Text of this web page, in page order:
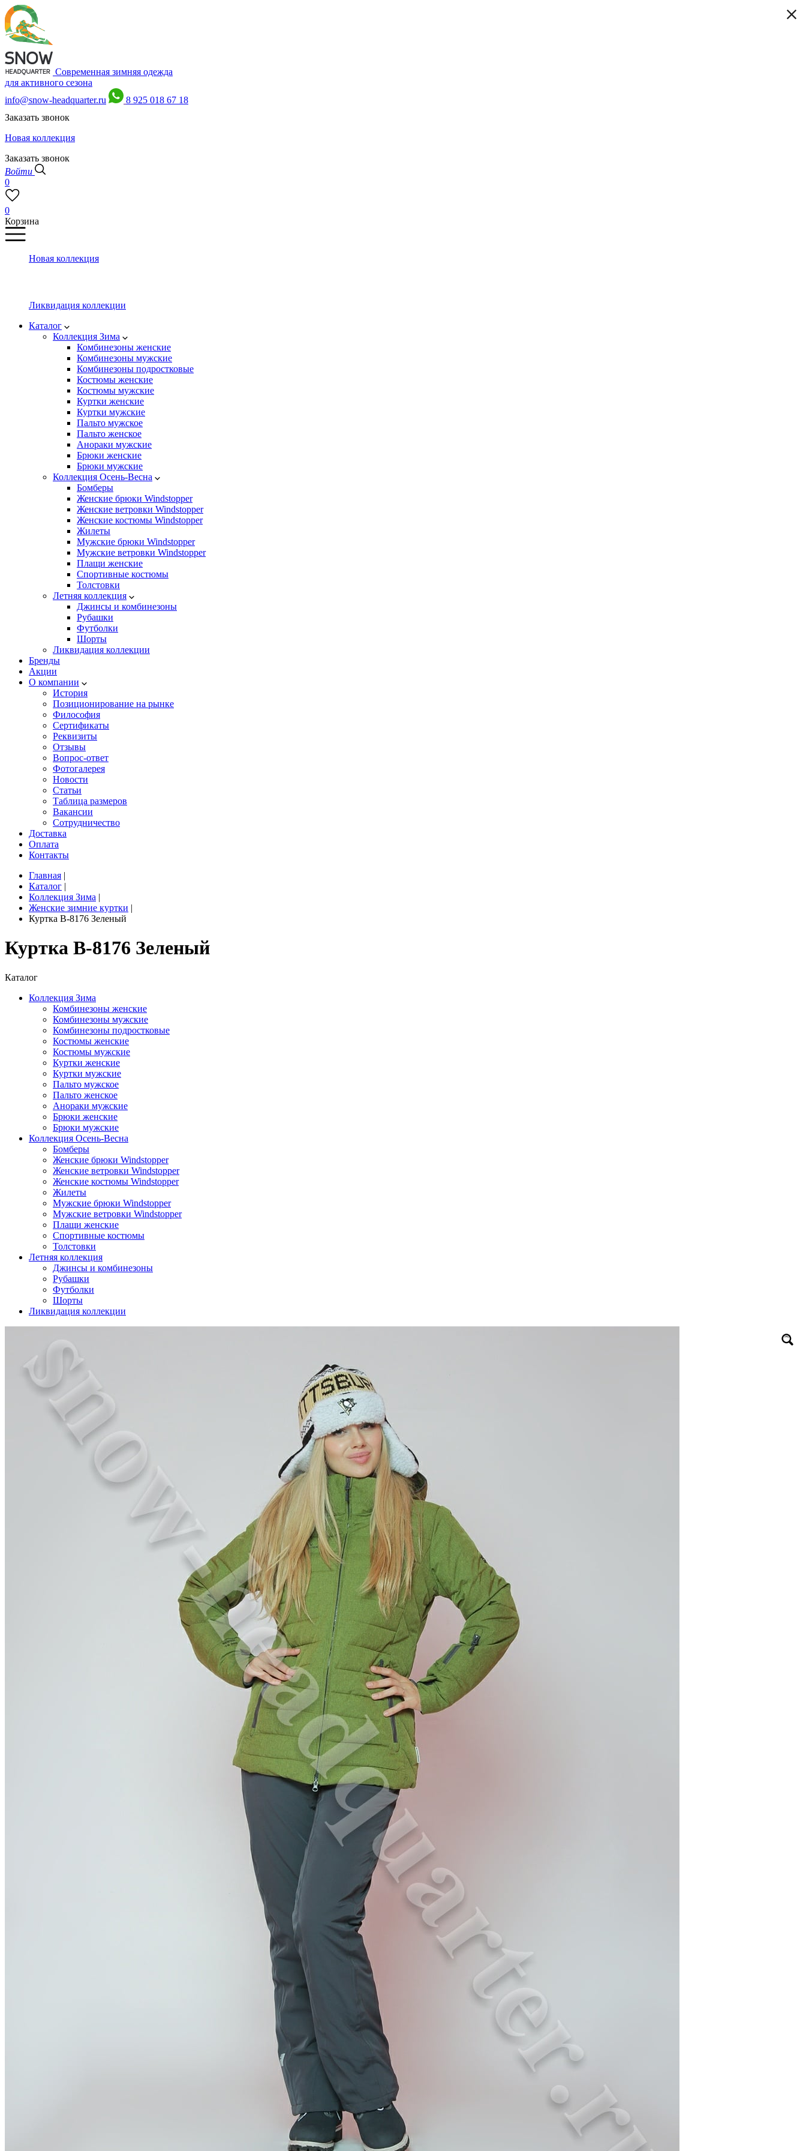
Современная зимняя одежда
для активного сезона
info@snow-headquarter.ru
8 925 018 67 18
Заказать звонок
Новая коллекция
Заказать звонок
Войти
0
0
Корзина
Новая коллекция
Ликвидация коллекции
Каталог
Коллекция Зима
Комбинезоны женские
Комбинезоны мужские
Комбинезоны подростковые
Костюмы женские
Костюмы мужские
Куртки женские
Куртки мужские
Пальто мужское
Пальто женское
Анораки мужские
Брюки женские
Брюки мужские
Коллекция Осень-Весна
Бомберы
Женские брюки Windstopper
Женские ветровки Windstopper
Женские костюмы Windstopper
Жилеты
Мужские брюки Windstopper
Мужские ветровки Windstopper
Плащи женские
Спортивные костюмы
Толстовки
Летняя коллекция
Джинсы и комбинезоны
Рубашки
Футболки
Шорты
Ликвидация коллекции
Бренды
Акции
О компании
История
Позиционирование на рынке
Философия
Сертификаты
Реквизиты
Отзывы
Вопрос-ответ
Фотогалерея
Новости
Статьи
Таблица размеров
Вакансии
Сотрудничество
Доставка
Оплата
Контакты
Главная |
Каталог |
Коллекция Зима |
Женские зимние куртки |
Куртка B-8176 Зеленый
Куртка B-8176 Зеленый
Каталог
Коллекция Зима
Комбинезоны женские
Комбинезоны мужские
Комбинезоны подростковые
Костюмы женские
Костюмы мужские
Куртки женские
Куртки мужские
Пальто мужское
Пальто женское
Анораки мужские
Брюки женские
Брюки мужские
Коллекция Осень-Весна
Бомберы
Женские брюки Windstopper
Женские ветровки Windstopper
Женские костюмы Windstopper
Жилеты
Мужские брюки Windstopper
Мужские ветровки Windstopper
Плащи женские
Спортивные костюмы
Толстовки
Летняя коллекция
Джинсы и комбинезоны
Рубашки
Футболки
Шорты
Ликвидация коллекции